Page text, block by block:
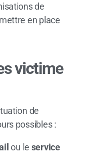
de
en place
victime
de
possibles :
ou le service